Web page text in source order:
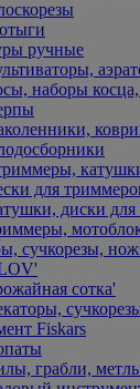
ручные
наборы
для
диски для
сучкорезы,
сотка'
Fiskars
грабли,